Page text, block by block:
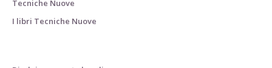
Tecniche Nuove
I libri Tecniche Nuove